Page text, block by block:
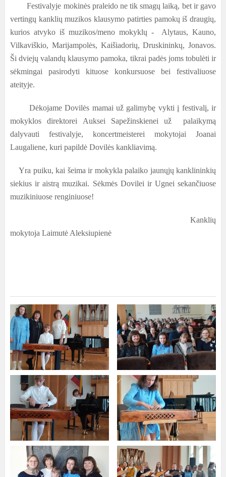
Festivalyje mokinės praleido ne tik smagų laiką, bet ir gavo
vertingų kanklių muzikos klausymo patirties pamokų iš draugių,
kurios atvyko iš muzikos/meno mokyklų - Alytaus, Kauno,
Vilkaviškio, Marijampolės, Kaišiadorių, Druskininkų, Jonavos.
Ši dviejų valandų klausymo pamoka, tikrai padės joms tobulėti ir
sėkmingai pasirodyti kituose konkursuose bei festivaliuose
ateityje.
Dėkojame Dovilės mamai už galimybę vykti į festivalį, ir
mokyklos direktorei Auksei Sapežinskienei už palaikymą
dalyvauti festivalyje, koncertmeisterei mokytojai Joanai
Laugaliene, kuri papildė Dovilės kankliavimą.
Yra puiku, kai šeima ir mokykla palaiko jaunųjų kanklininkių
siekius ir aistrą muzikai. Sėkmės Dovilei ir Ugnei sekančiuose
muzikiniuose renginiuose!
Kanklių
mokytoja Laimutė Aleksiupienė